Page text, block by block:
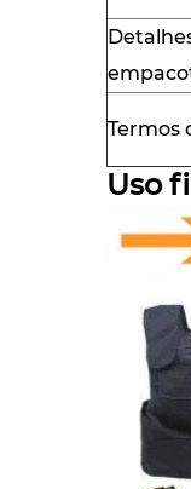
Termos
Uso